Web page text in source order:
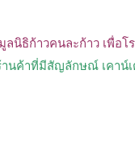
ลนิธิก้าวคนละก้าว เพื่อโ
านค้าที่มีสัญลักษณ์ เคาน์เ